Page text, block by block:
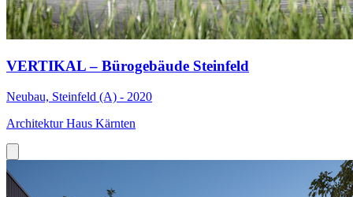
VERTIKAL – Bürogebäude Steinfeld
Neubau, Steinfeld (A) - 2020
Architektur Haus Kärnten